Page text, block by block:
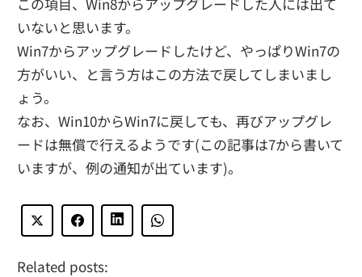
いないと思います。
Win7からアップグレードしたけど、やっぱりWin7の
方がいい、と言う方はこの方法で戻してしまいまし
ょう。
なお、Win10からWin7に戻しても、再びアップグレ
ードは無償で行えるようです(この記事は7から書いて
いますが、例の通知が出ています)。
Related posts: